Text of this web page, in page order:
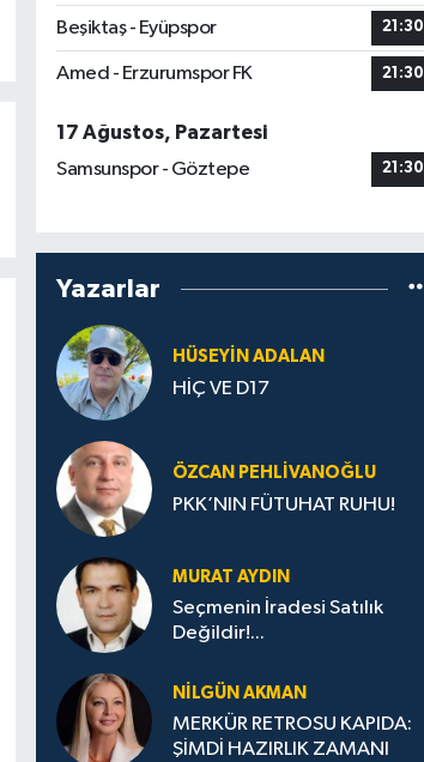
Beşiktaş - Eyüpspor 21:30
Amed - Erzurumspor FK 21:30
17 Ağustos, Pazartesi
Samsunspor - Göztepe
21:30
Yazarlar
HÜSEYIN ADALAN
HİÇ VE D17
ÖZCAN PEHLIVANOĞLU
PKK’NIN FÜTUHAT RUHU!
MURAT AYDIN
Seçmenin İradesi Satılık
Değildir!...
NILGÜN AKMAN
MERKÜR RETROSU KAPIDA:
ŞİMDİ HAZIRLIK ZAMANI